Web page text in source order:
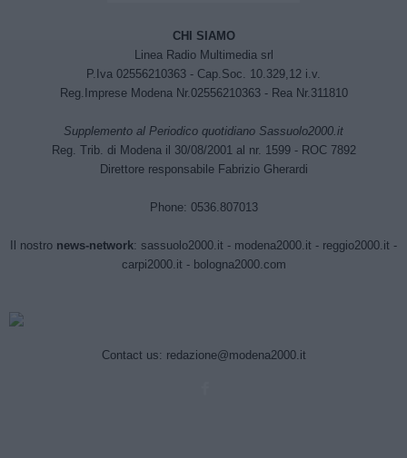
CHI SIAMO
Linea Radio Multimedia srl
P.Iva 02556210363 - Cap.Soc. 10.329,12 i.v.
Reg.Imprese Modena Nr.02556210363 - Rea Nr.311810
Supplemento al Periodico quotidiano Sassuolo2000.it
Reg. Trib. di Modena il 30/08/2001 al nr. 1599 - ROC 7892
Direttore responsabile Fabrizio Gherardi
Phone: 0536.807013
Il nostro news-network: sassuolo2000.it - modena2000.it - reggio2000.it -
carpi2000.it- bologna2000.com
Contact us: redazione@modena2000.it